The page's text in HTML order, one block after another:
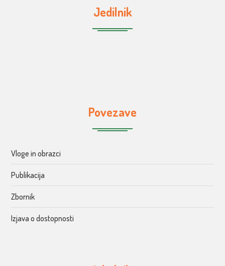
Jedilnik
Povezave
Vloge in obrazci
Publikacija
Zbornik
Izjava o dostopnosti